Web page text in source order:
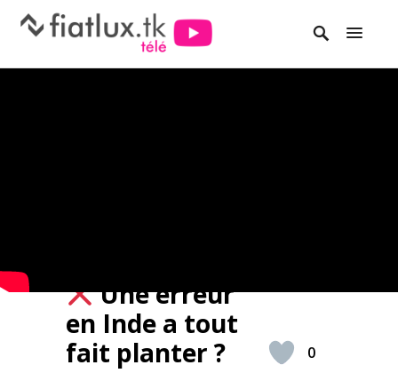
Une erreur
en Inde a tout
fait planter ?
0